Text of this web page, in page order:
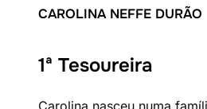
CAROLINA NEFFE DURÃO
1ª Tesoureira